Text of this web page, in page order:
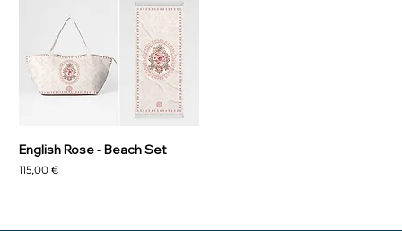
English Rose - Beach Set
Prezzo
115,00 €